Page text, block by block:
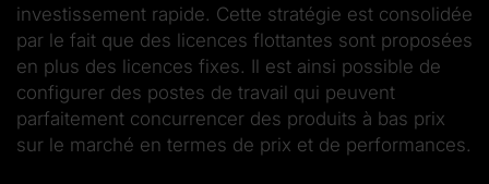
investissement rapide. Cette stratégie est consolidée
par le fait que des licences flottantes sont proposées
en plus des licences fixes. Il est ainsi possible de
configurer des postes de travail qui peuvent
parfaitement concurrencer des produits à bas prix
sur le marché en termes de prix et de performances.